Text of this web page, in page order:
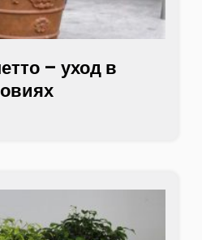
– уход в